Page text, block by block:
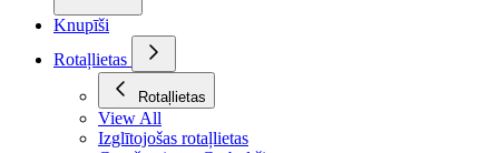
Knupīši
Rotaļlietas
Rotaļlietas
View All
Izglītojošas rotaļlietas